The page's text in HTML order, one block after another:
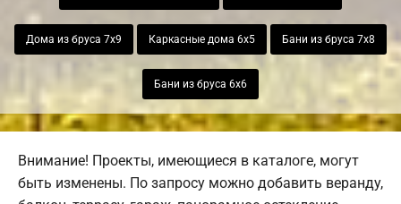
Дома из бруса 7х9 Каркасные дома 6х5 Бани из бруса 7х8
Бани из бруса 6х6
Внимание! Проекты, имеющиеся в каталоге, могут
быть изменены. По запросу можно добавить веранду,